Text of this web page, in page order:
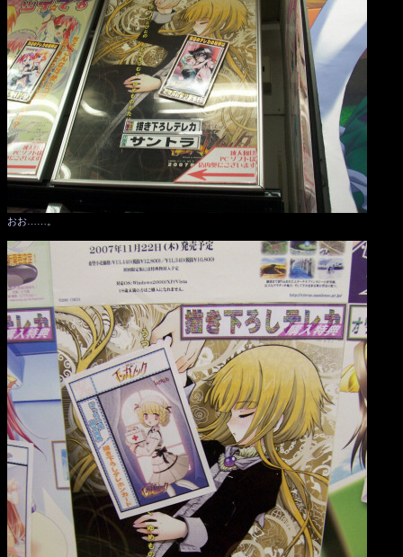
おお……。